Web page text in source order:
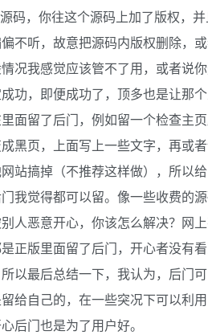
码，你往这个源码上加了版权，
不听，故意把源码内版权删除，
况我感觉应该管不了用，或者说
功，即便成功了，顶多也是让那
面留了后门，例如留一个检查主
黑页，上面写上一些文字，再或
站搞掉（不推荐这样做），所以
我觉得都可以留。像一些收费的
人恶意开心，你该怎么解决？网
正版里面留了后门，开心者没有
以最后总结一下，我认为，后门
给自己的，在一些突况下可以利
后门也是为了用户好。